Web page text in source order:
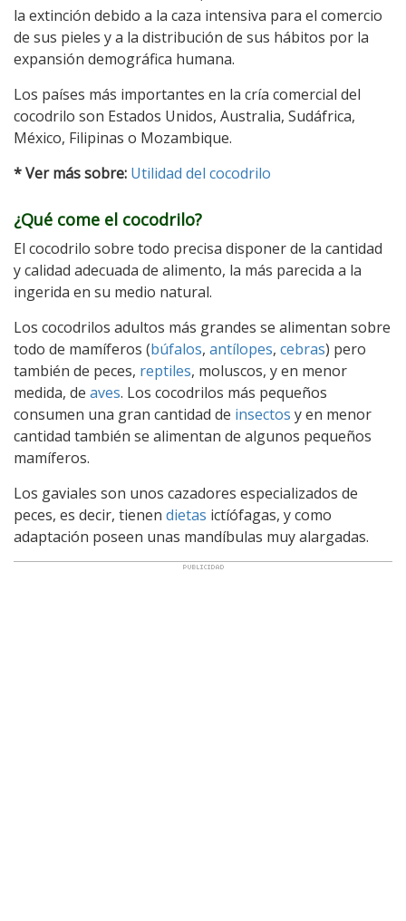
la extinción debido a la caza intensiva para el comercio
de sus pieles y a la distribución de sus hábitos por la
expansión demográfica humana.
Los países más importantes en la cría comercial del
cocodrilo son Estados Unidos, Australia, Sudáfrica,
México, Filipinas o Mozambique.
* Ver más sobre: Utilidad del cocodrilo
¿Qué come el cocodrilo?
El cocodrilo sobre todo precisa disponer de la cantidad
y calidad adecuada de alimento, la más parecida a la
ingerida en su medio natural.
Los cocodrilos adultos más grandes se alimentan sobre
todo de mamíferos (búfalos, antílopes, cebras) pero
también de peces, reptiles, moluscos, y en menor
medida, de aves. Los cocodrilos más pequeños
consumen una gran cantidad de insectos y en menor
cantidad también se alimentan de algunos pequeños
mamíferos.
Los gaviales son unos cazadores especializados de
peces, es decir, tienen dietas ictíófagas, y como
adaptación poseen unas mandíbulas muy alargadas.